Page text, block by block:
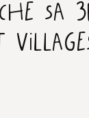
sa